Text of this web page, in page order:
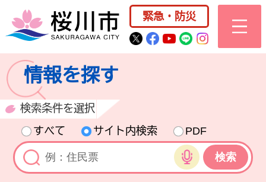
桜川市公式ホー
緊急・防災
桜川市公式Twitter
桜川市公式
桜川市公式
桜川市公式
情報を探す
検索条件を選択
すべて
サイト内検索
PDF
音声検索